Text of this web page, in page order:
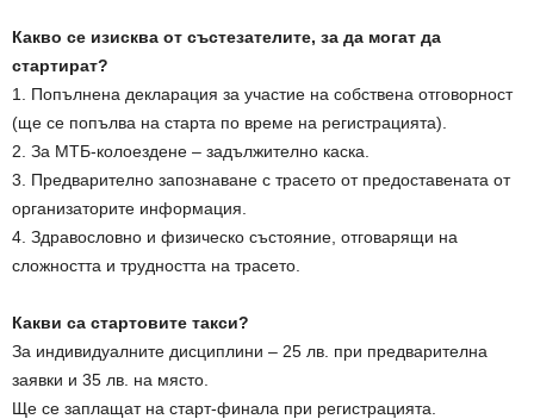
Какво се изисква от състезателите, за да могат да
стартират?
1. Попълнена декларация за участие на собствена отговорност
(ще се попълва на старта по време на регистрацията).
2. За МТБ-колоездене – задължително каска.
3. Предварително запознаване с трасето от предоставената от
организаторите информация.
4. Здравословно и физическо състояние, отговарящи на
сложността и трудността на трасето.
Какви са стартовите такси?
За индивидуалните дисциплини – 25 лв. при предварителна
заявки и 35 лв. на място.
Ще се заплащат на старт-финала при регистрацията.